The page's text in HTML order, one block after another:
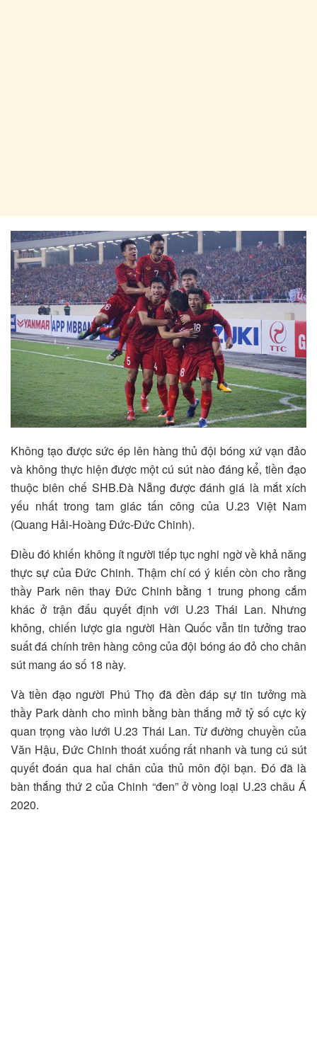
Không tạo được sức ép lên hàng thủ đội bóng xứ vạn đảo
và không thực hiện được một cú sút nào đáng kể, tiền đạo
thuộc biên chế SHB.Đà Nẵng được đánh giá là mắt xích
yếu nhất trong tam giác tấn công của U.23 Việt Nam
(Quang Hải-Hoàng Đức-Đức Chinh).
Điều đó khiến không ít người tiếp tục nghi ngờ về khả năng
thực sự của Đức Chinh. Thậm chí có ý kiến còn cho rằng
thầy Park nên thay Đức Chinh bằng 1 trung phong cắm
khác ở trận đấu quyết định với U.23 Thái Lan. Nhưng
không, chiến lược gia người Hàn Quốc vẫn tin tưởng trao
suất đá chính trên hàng công của đội bóng áo đỏ cho chân
sút mang áo số 18 này.
Và tiền đạo người Phú Thọ đã đền đáp sự tin tưởng mà
thầy Park dành cho mình bằng bàn thắng mở tỷ số cực kỳ
quan trọng vào lưới U.23 Thái Lan. Từ đường chuyền của
Văn Hậu, Đức Chinh thoát xuống rất nhanh và tung cú sút
quyết đoán qua hai chân của thủ môn đội bạn. Đó đã là
bàn thắng thứ 2 của Chinh “đen” ở vòng loại U.23 châu Á
2020.